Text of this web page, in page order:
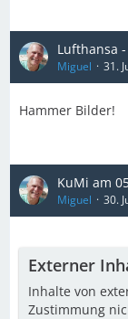
Lufthansa
Miguel 31.
Hammer Bilder!
KuMi am
Miguel 30.
Externer
Inhalte von
Zustimmung